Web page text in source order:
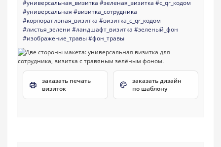
#универсальная_визитка #зеленая_визитка #с_qr_кодом
#универсальная #визитка_сотрудника
#корпоративная_визитка #визитка_с_qr_кодом
#листья_зелени #ландшафт_визитка #зеленый_фон
#изображение_травы#фон_травы
заказать печать
визиток
заказать дизайн
по шаблону